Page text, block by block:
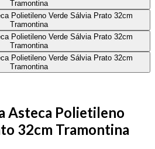
Asteca Polietileno
32cm Tramontina